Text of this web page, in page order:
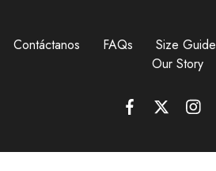
Contáctanos FAQs Size Guide
Our Story